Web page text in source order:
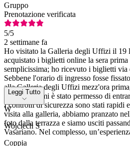
Gruppo
Prenotazione verificata
5/5
2 settimane fa
Ho visitato la Galleria degli Uffizi il 19
acquistato i biglietti online la sera prima
semplicissima; ho ricevuto i biglietti
Sebbene l'orario di ingresso fosse
alla Galleria degli Uffizi mezz'ora
10 minuti e mi è stato permesso di
I controlli di sicurezza sono stati rapidi
visita alla galleria, abbiamo pranzato
foto dalla terrazza e siamo usciti
Vasariano. Nel complesso,
Leggi Tutto
W
Wojciech S
Coppia